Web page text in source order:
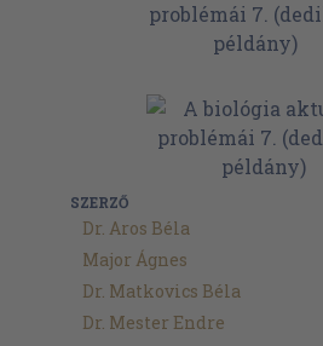
SZERZŐ
Dr. Aros Béla
Major Ágnes
Dr. Matkovics Béla
Dr. Mester Endre